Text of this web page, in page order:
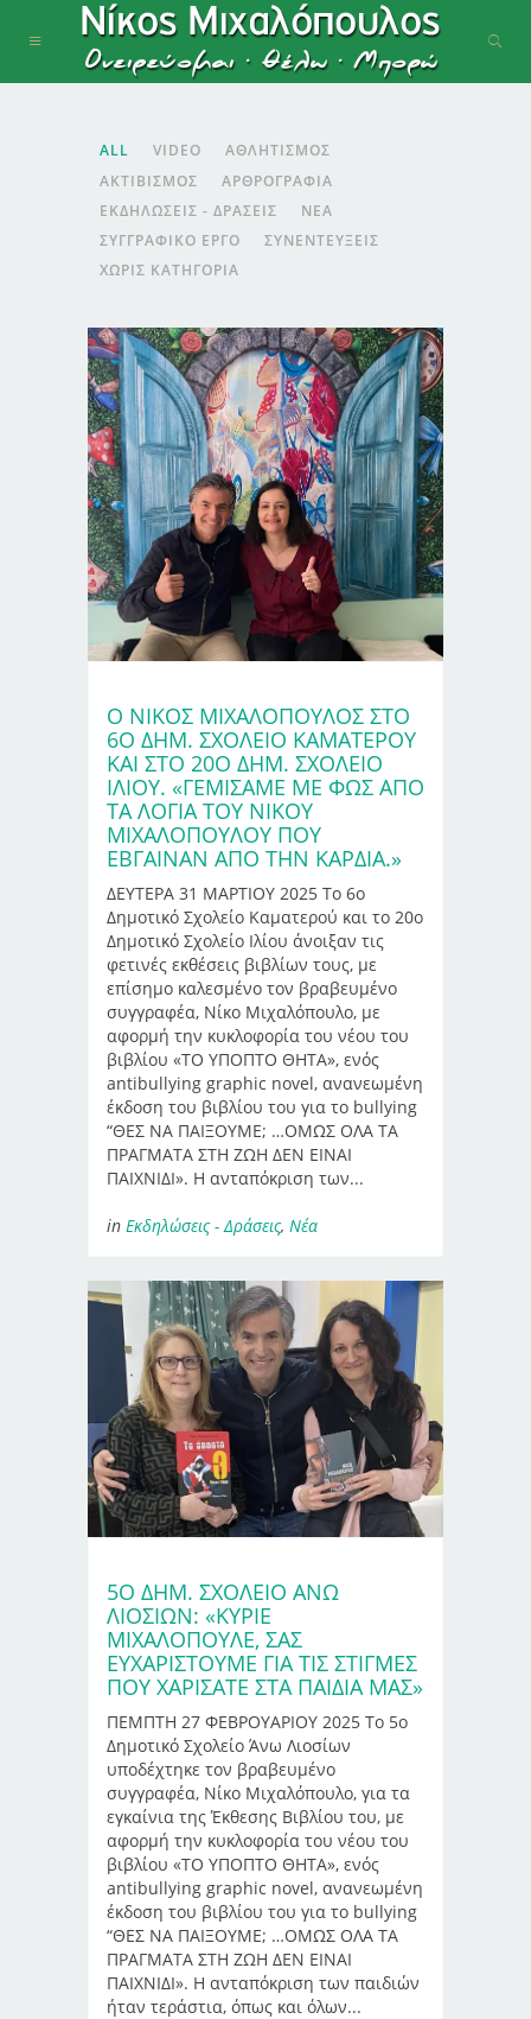
ALL VIDEO
ΑΘΛΗΤΙΣΜΌΣ
ΑΚΤΙΒΙΣΜΌΣ
ΑΡΘΡΟΓΡΑΦΊΑ
ΕΚΔΗΛΏΣΕΙΣ - ΔΡΆΣΕΙΣ
ΝΈΑ
ΣΥΓΓΡΑΦΙΚΌ ΈΡΓΟ
ΣΥΝΕΝΤΕΎΞΕΙΣ
ΧΩΡΊΣ ΚΑΤΗΓΟΡΊΑ
Ο ΝΊΚΟΣ ΜΙΧΑΛΌΠΟΥΛΟΣ ΣΤΟ
6Ο ΔΗΜ. ΣΧΟΛΕΊΟ ΚΑΜΑΤΕΡΟΎ
ΚΑΙ ΣΤΟ 20Ο ΔΗΜ. ΣΧΟΛΕΊΟ
ΙΛΊΟΥ. «ΓΕΜΊΣΑΜΕ ΜΕ ΦΩΣ ΑΠΌ
ΤΑ ΛΌΓΙΑ ΤΟΥ ΝΊΚΟΥ
ΜΙΧΑΛΌΠΟΥΛΟΥ ΠΟΥ
ΈΒΓΑΙΝΑΝ ΑΠΌ ΤΗΝ ΚΑΡΔΙΆ.»
ΔΕΥΤΕΡΑ 31 ΜΑΡΤΙΟΥ 2025 Το 6ο
Δημοτικό Σχολείο Καματερού και το 20ο
Δημοτικό Σχολείο Ιλίου άνοιξαν τις
φετινές εκθέσεις βιβλίων τους, με
επίσημο καλεσμένο τον βραβευμένο
συγγραφέα, Νίκο Μιχαλόπουλο, με
αφορμή την κυκλοφορία του νέου του
βιβλίου «ΤΟ ΥΠΟΠΤΟ ΘΗΤΑ», ενός
antibullying graphic novel, ανανεωμένη
έκδοση του βιβλίου του για το bullying
“ΘΕΣ ΝΑ ΠΑΙΞΟΥΜΕ; …ΟΜΩΣ ΟΛΑ ΤΑ
ΠΡΑΓΜΑΤΑ ΣΤΗ ΖΩΗ ΔΕΝ ΕΙΝΑΙ
ΠΑΙΧΝΙΔΙ». Η ανταπόκριση των...
in Εκδηλώσεις - Δράσεις, Νέα
5Ο ΔΗΜ. ΣΧΟΛΕΊΟ ΆΝΩ
ΛΙΟΣΊΩΝ: «ΚΎΡΙΕ
ΜΙΧΑΛΌΠΟΥΛΕ, ΣΑΣ
ΕΥΧΑΡΙΣΤΟΎΜΕ ΓΙΑ ΤΙΣ ΣΤΙΓΜΈΣ
ΠΟΥ ΧΑΡΊΣΑΤΕ ΣΤΑ ΠΑΙΔΙΆ ΜΑΣ»
ΠΕΜΠΤΗ 27 ΦΕΒΡΟΥΑΡΙΟΥ 2025 Το 5ο
Δημοτικό Σχολείο Άνω Λιοσίων
υποδέχτηκε τον βραβευμένο
συγγραφέα, Νίκο Μιχαλόπουλο, για τα
εγκαίνια της Έκθεσης Βιβλίου του, με
αφορμή την κυκλοφορία του νέου του
βιβλίου «ΤΟ ΥΠΟΠΤΟ ΘΗΤΑ», ενός
antibullying graphic novel, ανανεωμένη
έκδοση του βιβλίου του για το bullying
“ΘΕΣ ΝΑ ΠΑΙΞΟΥΜΕ; …ΟΜΩΣ ΟΛΑ ΤΑ
ΠΡΑΓΜΑΤΑ ΣΤΗ ΖΩΗ ΔΕΝ ΕΙΝΑΙ
ΠΑΙΧΝΙΔΙ». Η ανταπόκριση των παιδιών
ήταν τεράστια, όπως και όλων...